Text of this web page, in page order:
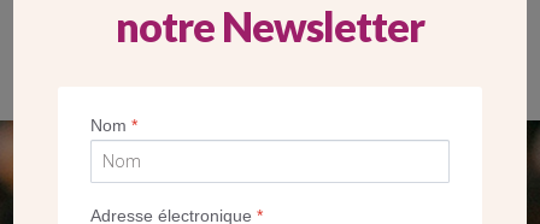
SEUL VOTRE DON
notre Newsletter
Nom*
Adresse électronique*